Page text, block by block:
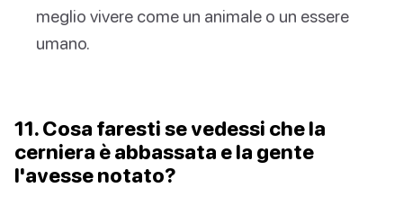
meglio vivere come un animale o un essere
umano.
11. Cosa faresti se vedessi che la
cerniera è abbassata e la gente
l'avesse notato?